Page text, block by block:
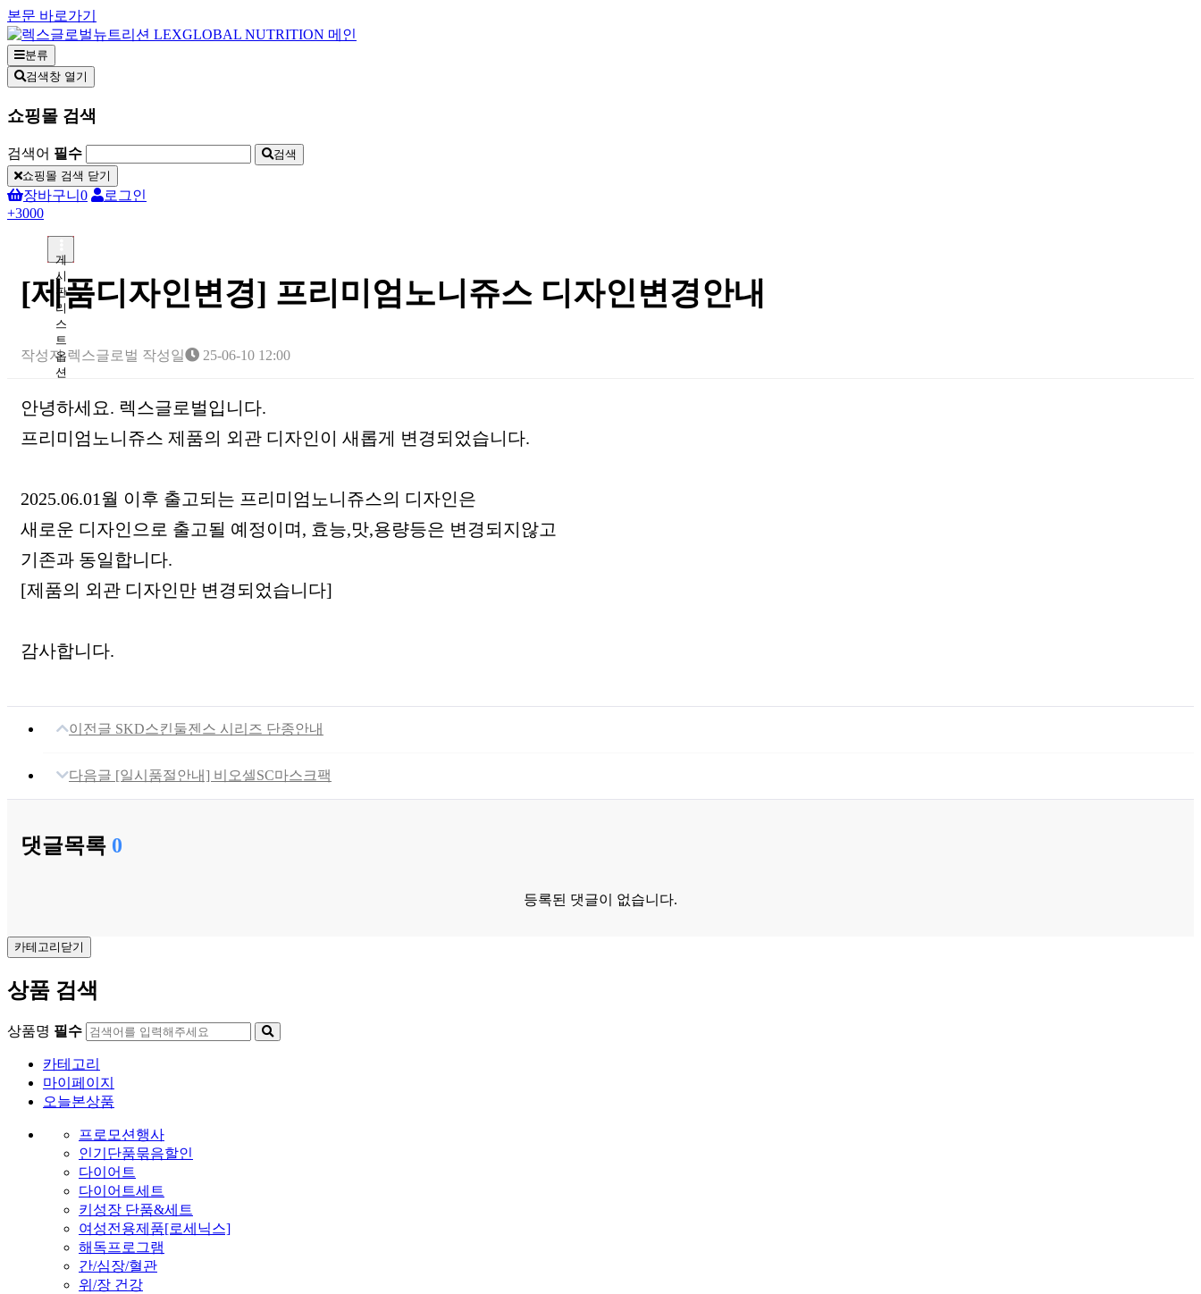
본문 바로가기
분류
검색창 열기
쇼핑몰 검색
검색어 필수
검색
쇼핑몰 검색 닫기
장바구니 0
로그인
+3000
게
시
판
리
스
트
옵
션
[제품디자인변경] 프리미엄노니쥬스 디자인변경안내
작성자렉스글로벌 작성일 25-06-10 12:00
본문
안녕하세요. 렉스글로벌입니다.
프리미엄노니쥬스 제품의 외관 디자인이 새롭게 변경되었습니다.
2025.06.01월 이후 출고되는 프리미엄노니쥬스의 디자인은
새로운 디자인으로 출고될 예정이며, 효능,맛,용량등은 변경되지않고
기존과 동일합니다.
[제품의 외관 디자인만 변경되었습니다]
감사합니다.
이전글 SKD스킨둘젠스 시리즈 단종안내
다음글 [일시품절안내] 비오셀SC마스크팩
댓글목록 0
등록된 댓글이 없습니다.
카테고리닫기
상품 검색
상품명 필수
카테고리
마이페이지
오늘본상품
프로모션행사
인기단품묶음할인
다이어트
다이어트세트
키성장 단품&세트
여성전용제품[로세닉스]
해독프로그램
간/심장/혈관
위/장 건강